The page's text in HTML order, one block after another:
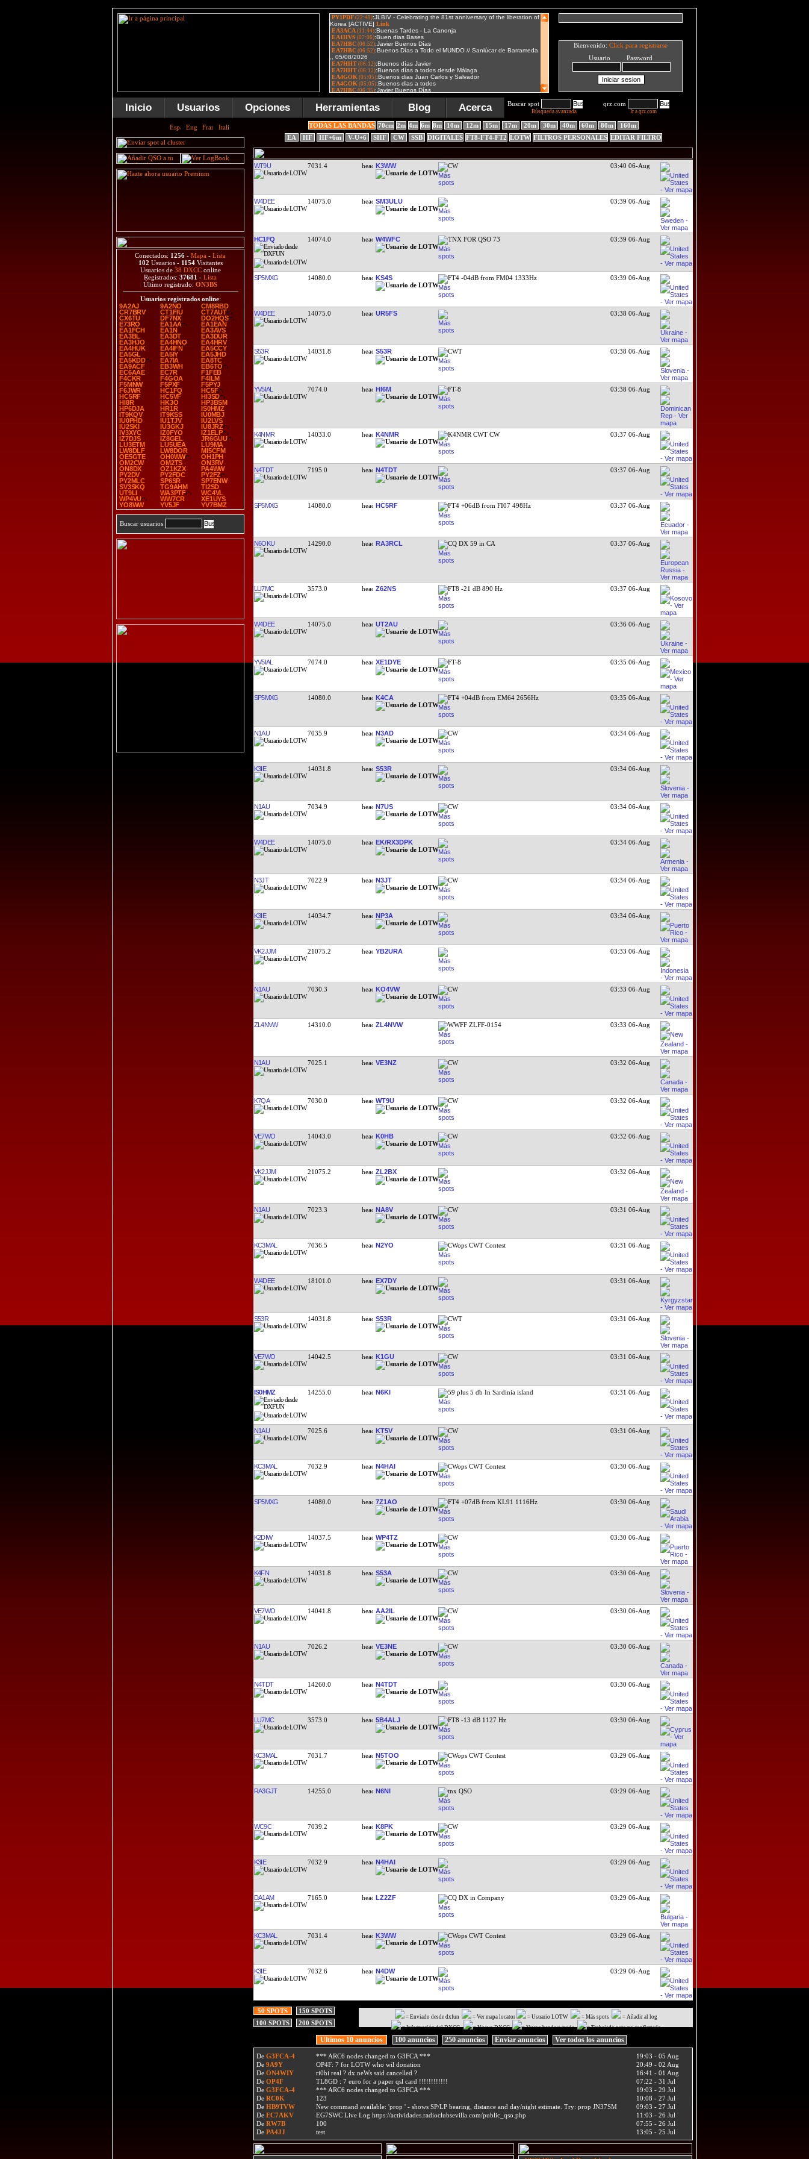
Bienvenido: Click para registrarse
Usuario Password
Inicio Usuarios Opciones Herramientas Blog Acerca Buscar spot
Búsqueda avanzada
qrz.com
Ir a qrz.com
Conectados: 1256 - Mapa - Lista
102 Usuarios - 1154Visitantes
Usuarios de 38 DXCConline
Registrados: 37681 - Lista
Último registrado: ON3BS
Usuarios registrados online:
9A2AJ
9A2NO
CM8RBD
CR7BRV
CT1FIU
CT7AUT
CX6TU
DF7NX
DO2HQS
E73RO
EA1AA
EA1EAN
EA1FCH
EA1N
EA3AVS
EA3BL
EA3DT
EA3DUR
EA3HJO
EA4HNO
EA4HRV
EA4HUK
EA4IFN
EA5CCY
EA5GL
EA5IY
EA5JHD
EA5KDD
EA7IA
EA8TC
EA9ACF
EB3WH
EB6TO
EC6AAE
EC7R
F1FEB
F4CKR
F4GOA
F4ILM
F5MNW
F5PXF
F5PYJ
F6JWR
HC1FQ
HC5F
HC5RF
HC5VF
HI3SD
HI8R
HK3O
HP3BSM
HP6DJA
HR1R
IS0HMZ
IT9KQV
IT9KSS
IU0MBJ
IU0PHD
IU1TJV
IU2LVS
IU2SKI
IU3GKJ
IU8JRZ
IV3XYC
IZ0FYO
IZ1ELP
IZ7DJS
IZ8GEL
JR6GUU
LU3ETM
LU5UEA
LU9MA
LW8DLF
LW8DOR
MI5CFM
OE5GTE
OH0WW
OH1PH
OM2CW
OM2TS
ON3RV
ON8DX
OZ1KZX
PA4WW
PY2DV
PY2FDC
PY2FZ
PY2MLC
SP6SR
SP7ENW
SV3SKQ
TG9AHM
TI2SD
UT9LI
WA3PTF
WC4VL
WP4VU
WW7CR
XE1UYS
YO8WW
YV5JF YV7BMZ
Buscar usuarios
TODAS LAS BANDAS 70cm 2m 4m 6m 8m 10m 12m 15m 17m 20m 30m 40m 60m 80m
160m
EA
HF HF+6m V-U+6 SHF CW SSB DIGITALES FT8-FT4-FT2 LOTW FILTROS PERSONALES EDITAR FILTRO
WT9U 7031.4 K3WW CW 03:40 06-Aug
W4DEE 14075.0 SM3ULU 03:39 06-Aug
HC1FQ 14074.0 W4WFC TNX FOR QSO 73 03:39 06-Aug
SP5MXG 14080.0 KS4S FT4 -04dB from FM04 1333Hz 03:39 06-Aug
W4DEE 14075.0 UR5FS 03:38 06-Aug
S53R 14031.8 S53R CWT 03:38 06-Aug
YV5IAL 7074.0 HI6M FT-8 03:38 06-Aug
K4NMR 14033.0 K4NMR K4NMR CWT CW 03:37 06-Aug
N4TDT 7195.0 N4TDT 03:37 06-Aug
SP5MXG 14080.0 HC5RF FT4 +06dB from FI07 498Hz 03:37 06-Aug
N6OKU 14290.0 RA3RCL CQ DX 59 in CA 03:37 06-Aug
LU7MC 3573.0 Z62NS FT8 -21 dB 890 Hz 03:37 06-Aug
W4DEE 14075.0 UT2AU 03:36 06-Aug
YV5IAL 7074.0 XE1DYE FT-8 03:35 06-Aug
SP5MXG 14080.0 K4CA FT4 +04dB from EM64 2656Hz 03:35 06-Aug
N1AU 7035.9 N3AD CW 03:34 06-Aug
K3IE 14031.8 S53R 03:34 06-Aug
N1AU 7034.9 N7US CW 03:34 06-Aug
W4DEE 14075.0 EK/RX3DPK 03:34 06-Aug
N3JT 7022.9 N3JT CW 03:34 06-Aug
K3IE 14034.7 NP3A 03:34 06-Aug
VK2JJM 21075.2 YB2URA 03:33 06-Aug
N1AU 7030.3 KO4VW CW 03:33 06-Aug
ZL4NVW 14310.0 ZL4NVW WWFF ZLFF-0154 03:33 06-Aug
N1AU 7025.1 VE3NZ CW 03:32 06-Aug
K7QA 7030.0 WT9U CW 03:32 06-Aug
VE7WO 14043.0 K0HB CW 03:32 06-Aug
VK2JJM 21075.2 ZL2BX 03:32 06-Aug
N1AU 7023.3 NA8V CW 03:31 06-Aug
KC3MAL 7036.5 N2YO CWops CWT Contest 03:31 06-Aug
W4DEE 18101.0 EX7DY 03:31 06-Aug
S53R 14031.8 S53R CWT 03:31 06-Aug
VE7WO 14042.5 K1GU CW 03:31 06-Aug
IS0HMZ 14255.0 N6KI 59 plus 5 db In Sardinia island 03:31 06-Aug
N1AU 7025.6 KT5V CW 03:31 06-Aug
KC3MAL 7032.9 N4HAI CWops CWT Contest 03:30 06-Aug
SP5MXG 14080.0 7Z1AO FT4 +07dB from KL91 1116Hz 03:30 06-Aug
K2DIW 14037.5 WP4TZ CW 03:30 06-Aug
K4FN 14031.8 S53A CW 03:30 06-Aug
VE7WO 14041.8 AA2IL CW 03:30 06-Aug
N1AU 7026.2 VE3NE CW 03:30 06-Aug
N4TDT 14260.0 N4TDT 03:30 06-Aug
LU7MC 3573.0 5B4ALJ FT8 -13 dB 1127 Hz 03:30 06-Aug
KC3MAL 7031.7 N5TOO CWops CWT Contest 03:29 06-Aug
RA3GJT 14255.0 N6NI tnx QSO 03:29 06-Aug
WC9C 7039.2 K8PK CW 03:29 06-Aug
K3IE 7032.9 N4HAI 03:29 06-Aug
DA1AM 7165.0 LZ2ZF CQ DX in Company 03:29 06-Aug
KC3MAL 7031.4 K3WW CWops CWT Contest 03:29 06-Aug
K3IE 7032.6 N4DW 03:29 06-Aug
50 SPOTS
150 SPOTS
100 SPOTS
200 SPOTS
= Enviado desde dxfun = Ver mapa locator = Usuario LOTW = Más spots
= Añadir al log
= Información del DXCC
= Nuevo DXCC = Nueva banda y modo = Trabajado pero no confirmado
Ultimos 10 anuncios 100 anuncios 250 anuncios Enviar anuncios Ver todos los anuncios
De G3FCA-4 *** ARC6 nodes changed to G3FCA ***
19:03 - 05 Aug
De 9A9Y OP4F: 7 for LOTW who wil donation
20:49 - 02 Aug
De ON4WIY ri0bi real ? dx neWs said cancelled ?
16:41 - 01 Aug
De OP4F TL8GD : 7 euro for a paper qsl card !!!!!!!!!!!!
07:22 - 31 Jul
De G3FCA-4 *** ARC6 nodes changed to G3FCA ***
19:03 - 29 Jul
De RC0K 123
10:08 - 27 Jul
De HB9TVW New command available: 'prop ' - shows SP/LP bearing, distance and day/night estimate. Try: prop JN37SM
09:03 - 27 Jul
De EC7AKV EG7SWC Live Log https://actividades.radioclubsevilla.com/public_qso.php
11:03 - 26 Jul
De RW7B 100
07:55 - 26 Jul
De PA4JJ test 13:05 - 25 Jul